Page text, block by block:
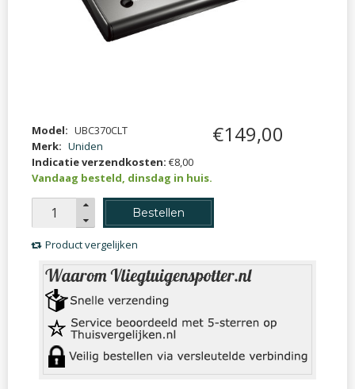
Model: UBC370CLT
Merk: Uniden
Indicatie verzendkosten: €8,00
Vandaag besteld, dinsdag in huis.
€149,00
Bestellen
Product vergelijken